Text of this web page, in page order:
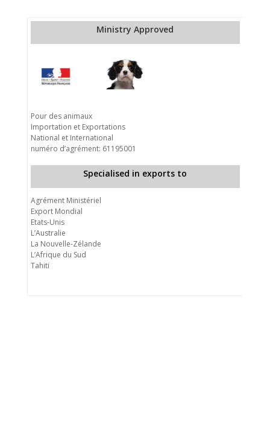
Ministry Approved
Pour des animaux
Importation et Exportations
National et International
numéro d’agrément: 61195001
Specialised in exports to
Agrément Ministériel
Export Mondial
Etats-Unis
L’Australie
La Nouvelle-Zélande
L’Afrique du Sud
Tahiti